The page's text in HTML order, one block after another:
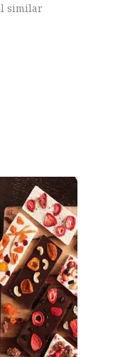
similar